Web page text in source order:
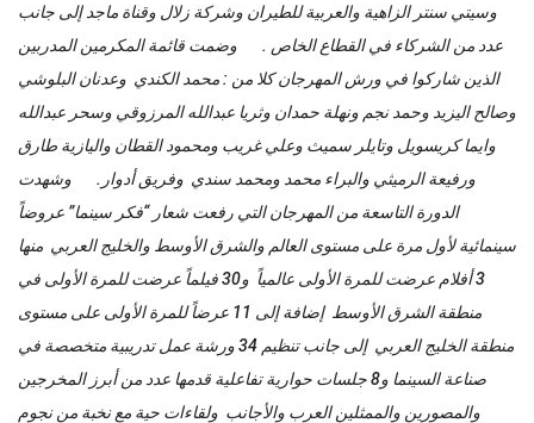
وسيتي سنتر الزاهية والعربية للطيران وشركة زلال وقناة ماجد إلى جانب
عدد من الشركاء في القطاع الخاص . وضمت قائمة المكرمين المدربين
الذين شاركوا في ورش المهرجان كلا من : محمد الكندي وعدنان البلوشي
وصالح اليزيد وحمد نجم ونهلة حمدان وثريا عبدالله المرزوقي وسحر عبدالله
وايما كريسويل وتايلر سميث وعلي غريب ومحمود القطان واليازية طارق
ورفيعة الرميثي والبراء محمد ومحمد سندي وفريق أدوار. وشهدت
الدورة التاسعة من المهرجان التي رفعت شعار “فكر سينما” عروضاً
سينمائية لأول مرة على مستوى العالم والشرق الأوسط والخليج العربي منها
3 أفلام عرضت للمرة الأولى عالمياً و30 فيلماً عرضت للمرة الأولى في
منطقة الشرق الأوسط إضافة إلى 11 عرضاً للمرة الأولى على مستوى
منطقة الخليج العربي إلى جانب تنظيم 34 ورشة عمل تدريبية متخصصة في
صناعة السينما و8 جلسات حوارية تفاعلية قدمها عدد من أبرز المخرجين
والمصورين والممثلين العرب والأجانب ولقاءات حية مع نخبة من نجوم